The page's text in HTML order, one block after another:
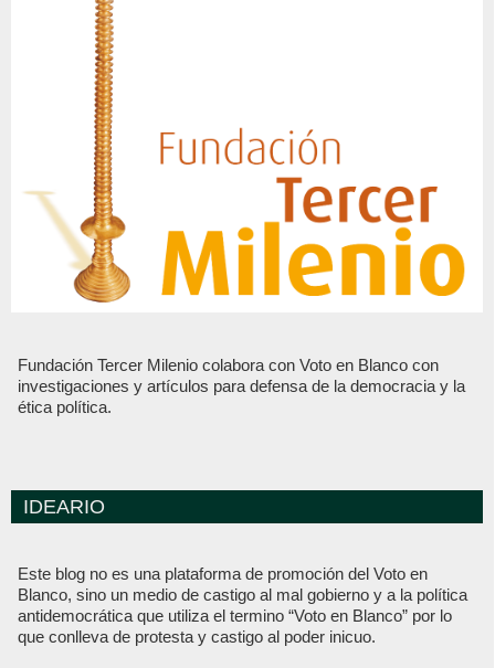
Fundación Tercer Milenio colabora con Voto en Blanco con
investigaciones y artículos para defensa de la democracia y la
ética política.
IDEARIO
Este blog no es una plataforma de promoción del Voto en
Blanco, sino un medio de castigo al mal gobierno y a la política
antidemocrática que utiliza el termino “Voto en Blanco” por lo
que conlleva de protesta y castigo al poder inicuo.